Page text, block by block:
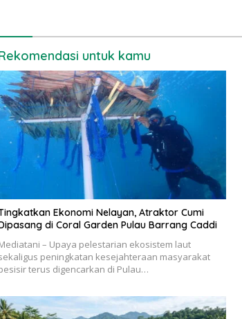
untuk kamu
Ekonomi Nelayan, Atraktor Cumi
di Coral Garden Pulau Barrang Caddi
– Upaya pelestarian ekosistem laut
peningkatan kesejahteraan masyarakat
terus digencarkan di Pulau…